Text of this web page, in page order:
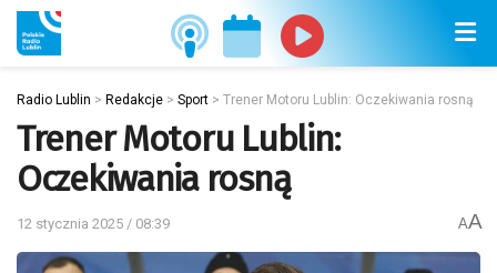
Radio Lublin > Redakcje > Sport > Trener Motoru Lublin: Oczekiwania rosną
Trener Motoru Lublin:
Oczekiwania rosną
12 stycznia 2025 / 08:39 AA